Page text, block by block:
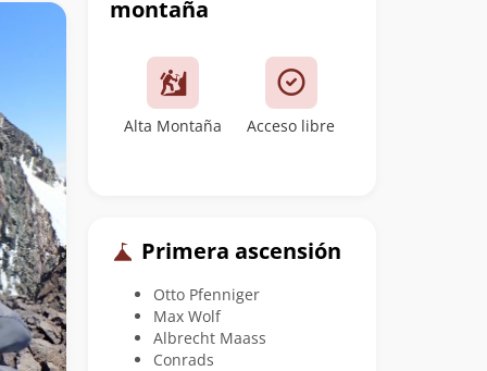
montaña
Alta Montaña Acceso libre
Primera ascensión
Otto Pfenniger
Max Wolf
Albrecht Maass
Conrads